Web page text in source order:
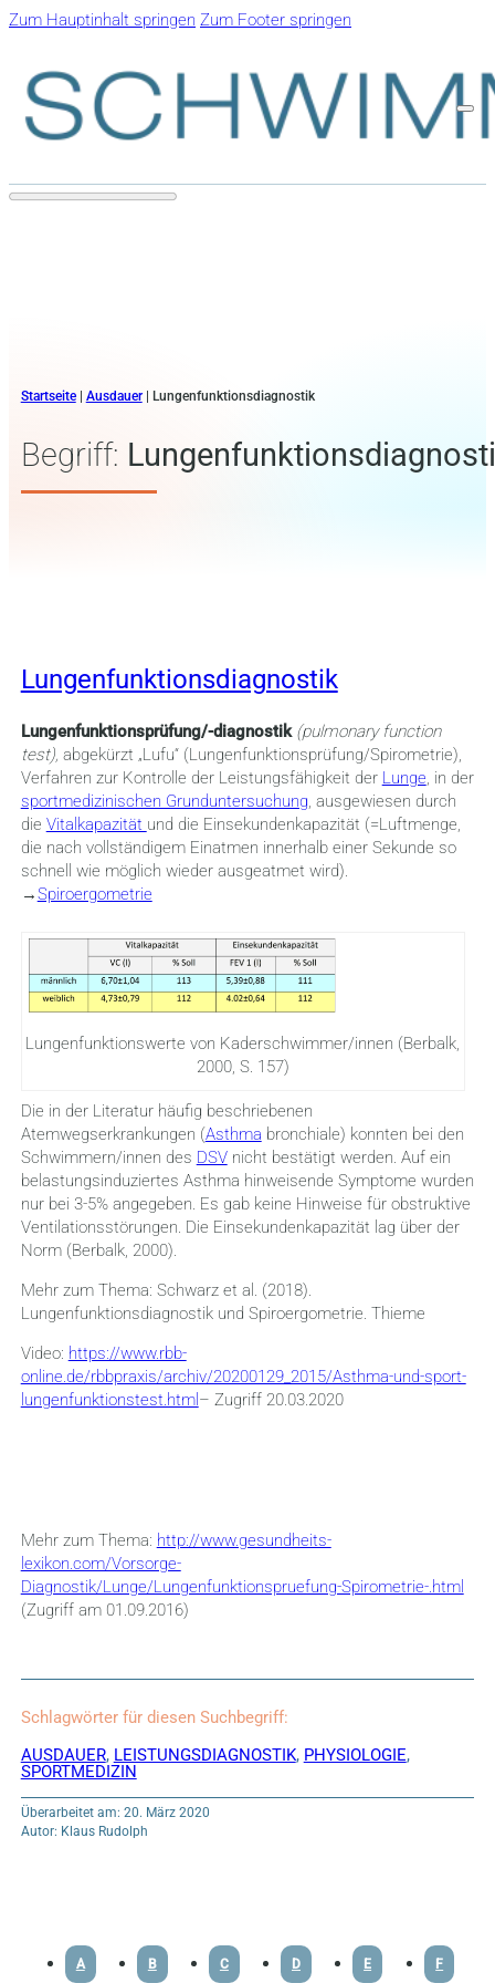
Zum Hauptinhalt springen Zum Footer springen
Startseite| Ausdauer| Lungenfunktionsdiagnostik
Begriff:
Lungenfunktionsdiagnostik
Lungenfunktionsprüfung/-diagnostik (pulmonary function
test), abgekürzt „Lufu“ (Lungenfunktionsprüfung/Spirometrie),
Verfahren zur Kontrolle der Leistungsfähigkeit der Lunge, in der
sportmedizinischen Grunduntersuchung, ausgewiesen durch
die Vitalkapazität und die Einsekundenkapazität (=Luftmenge,
die nach vollständigem Einatmen innerhalb einer Sekunde so
schnell wie möglich wieder ausgeatmet wird).
→Spiroergometrie
Lungenfunktionswerte von Kaderschwimmer/innen (Berbalk,
2000, S. 157)
Die in der Literatur häufig beschriebenen
Atemwegserkrankungen (Asthma bronchiale) konnten bei den
Schwimmern/innen des DSVnicht bestätigt werden. Auf ein
belastungsinduziertes Asthma hinweisende Symptome wurden
nur bei 3-5% angegeben. Es gab keine Hinweise für obstruktive
Ventilationsstörungen. Die Einsekundenkapazität lag über der
Norm (Berbalk, 2000).
Mehr zum Thema: Schwarz et al. (2018).
Lungenfunktionsdiagnostik und Spiroergometrie. Thieme
Video: https://www.rbb-
online.de/rbbpraxis/archiv/20200129_2015/Asthma-und-sport-
lungenfunktionstest.html – Zugriff 20.03.2020
Mehr zum Thema: http://www.gesundheits-
lexikon.com/Vorsorge-
Diagnostik/Lunge/Lungenfunktionspruefung-Spirometrie-.html
(Zugriff am 01.09.2016)
Schlagwörter für diesen Suchbegriff:
AUSDAUER, LEISTUNGSDIAGNOSTIK, PHYSIOLOGIE,
SPORTMEDIZIN
Überarbeitet am: 20. März 2020
Autor: Klaus Rudolph
A B C D E F